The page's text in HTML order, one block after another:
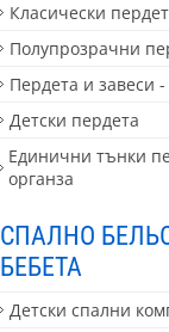
Класически
Полупрозрачни
Пердета и завеси
Детски пердета
Единични тънки
органза
СПАЛНО
БЕБЕТА
Детски спални